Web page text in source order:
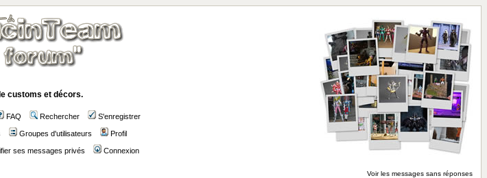
customs et décors.
FAQ Rechercher S'enregistrer
Groupes d'utilisateurs Profil
ses messages privés Connexion
Voir les messages sans réponses